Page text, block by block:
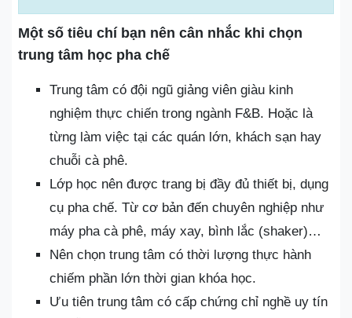
Một số tiêu chí bạn nên cân nhắc khi chọn
trung tâm học pha chế
Trung tâm có đội ngũ giảng viên giàu kinh
nghiệm thực chiến trong ngành F&B. Hoặc là
từng làm việc tại các quán lớn, khách sạn hay
chuỗi cà phê.
Lớp học nên được trang bị đầy đủ thiết bị, dụng
cụ pha chế. Từ cơ bản đến chuyên nghiệp như
máy pha cà phê, máy xay, bình lắc (shaker)…
Nên chọn trung tâm có thời lượng thực hành
chiếm phần lớn thời gian khóa học.
Ưu tiên trung tâm có cấp chứng chỉ nghề uy tín